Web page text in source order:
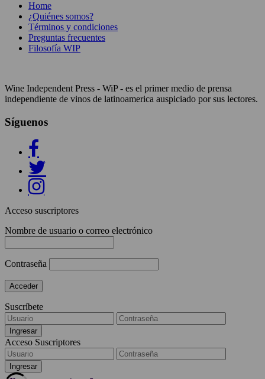
Home
¿Quiénes somos?
Términos y condiciones
Preguntas frecuentes
Filosofía WIP
Wine Independent Press - WiP - es el primer medio de prensa
independiente de vinos de latinoamerica auspiciado por sus lectores.
Síguenos
Acceso suscriptores
Nombre de usuario o correo electrónico
Contraseña
Suscríbete
Acceso Suscriptores